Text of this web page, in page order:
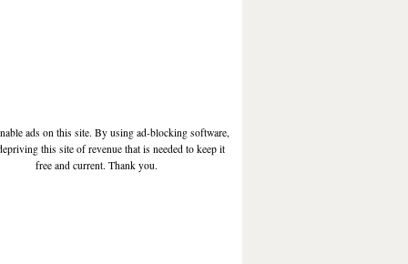
ads on this site. By using ad-blocking software,
this site of revenue that is needed to keep it
free and current. Thank you.